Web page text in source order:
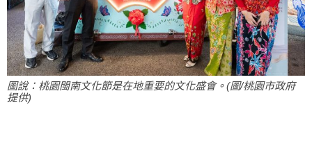
圖說：桃園閩南文化節是在地重要的文化盛會。(圖/桃園市政府
提供)